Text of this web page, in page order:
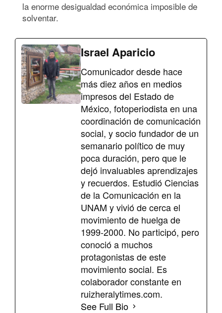
la enorme desigualdad económica imposible de
solventar.
Israel Aparicio
Comunicador desde hace
más diez años en medios
impresos del Estado de
México, fotoperiodista en una
coordinación de comunicación
social, y socio fundador de un
semanario político de muy
poca duración, pero que le
dejó invaluables aprendizajes
y recuerdos. Estudió Ciencias
de la Comunicación en la
UNAM y vivió de cerca el
movimiento de huelga de
1999-2000. No participó, pero
conoció a muchos
protagonistas de este
movimiento social. Es
colaborador constante en
ruizheralytimes.com.
See Full Bio